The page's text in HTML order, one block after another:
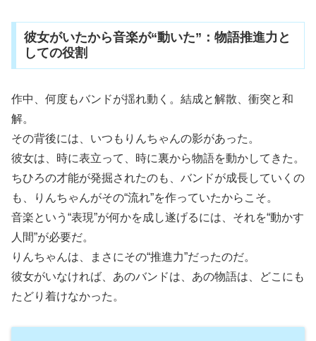
彼女がいたから音楽が“動いた”：物語推進力と
しての役割
作中、何度もバンドが揺れ動く。結成と解散、衝突と和
解。
その背後には、いつもりんちゃんの影があった。
彼女は、時に表立って、時に裏から物語を動かしてきた。
ちひろの才能が発掘されたのも、バンドが成長していくの
も、りんちゃんがその“流れ”を作っていたからこそ。
音楽という“表現”が何かを成し遂げるには、それを“動かす
人間”が必要だ。
りんちゃんは、まさにその“推進力”だったのだ。
彼女がいなければ、あのバンドは、あの物語は、どこにも
たどり着けなかった。